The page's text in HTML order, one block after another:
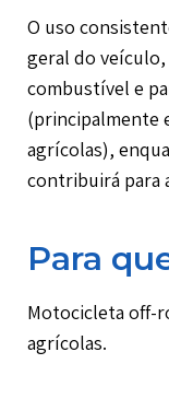
O uso
geral do
combustível e
(principalmente
agrícolas),
contribuirá para
Para
Motocicleta off-
agrícolas.